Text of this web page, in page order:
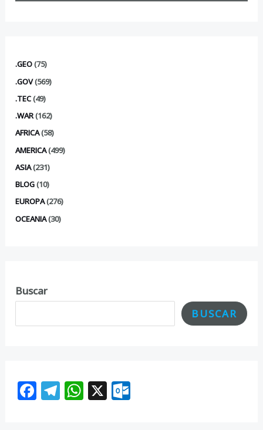
.GEO(75)
.GOV(569)
.TEC(49)
.WAR(162)
AFRICA(58)
AMERICA(499)
ASIA(231)
BLOG(10)
EUROPA(276)
OCEANIA(30)
Buscar
BUSCAR
F T W X